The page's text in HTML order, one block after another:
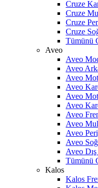
Cruze
Cruze
Cruze
Cruze
Tümünü
Aveo
Aveo
Aveo
Aveo
Aveo
Aveo
Aveo
Aveo
Aveo
Aveo
Aveo
Aveo
Tümünü
Kalos
Kalos